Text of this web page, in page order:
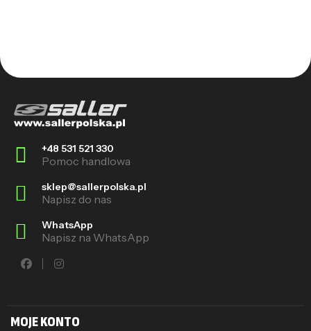
+48 531 521 330
Pomoc handlowa
sklep@sallerpolska.pl
Napisz do nas
WhatsApp
Napisz na WhatsApp
MOJE KONTO